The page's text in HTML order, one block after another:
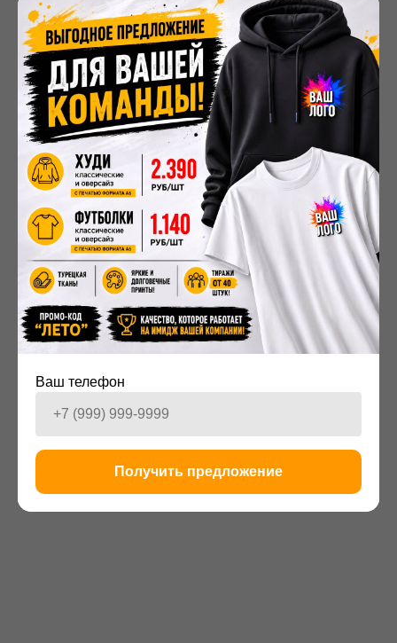
Ваш телефон
Получить предложение
себе.
Мечтаете об одежде, которая создана специально
для вас?
Компания «Мерч№1» предлагает полный спектр
услугиндивидуального пошива одежды на заказ
Москве. Наши опытные мастера и конструкторы
помогут воплотить в жизнь любую вашу идею — от
эскиза до готового изделия, гарантируя безупречную
посадку и высочайшее качество.
Заказать пошив одежды от идеи до реализации
можно у нас в компании"Мерч №1"!
2025-12-01 16:14 ПРОДУКЦИЯ